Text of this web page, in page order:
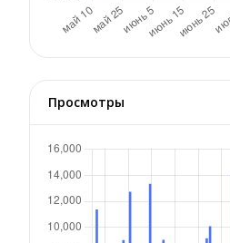
Просмотры